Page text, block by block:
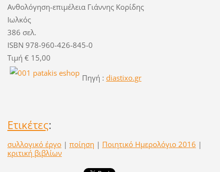
Ανθολόγηση-επιμέλεια Γιάννης Κορίδης
Ιωλκός
386 σελ.
ISBN 978-960-426-845-0
Τιμή € 15,00
Πηγή : diastixo.gr
Ετικέτες:
συλλογικό έργο | ποίηση | Ποιητικό Ημερολόγιο 2016 |
κριτική βιβλίων